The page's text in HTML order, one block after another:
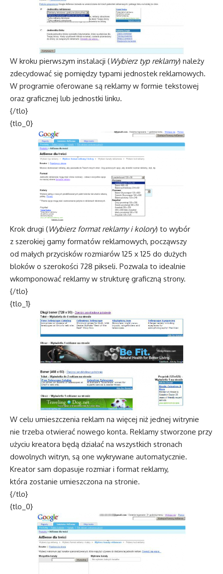
W kroku pierwszym instalacji (Wybierz typ reklamy) należy
zdecydować się pomiędzy typami jednostek reklamowych.
W programie oferowane są reklamy w formie tekstowej
oraz graficznej lub jednostki linku.
{/tlo}
{tlo_0}
Krok drugi (Wybierz format reklamy i kolory) to wybór
z szerokiej gamy formatów reklamowych, począwszy
od małych przycisków rozmiarów 125 x 125 do dużych
bloków o szerokości 728 pikseli. Pozwala to idealnie
wkomponować reklamy w strukturę graficzną strony.
{/tlo}
{tlo_1}
W celu umieszczenia reklam na więcej niż jednej witrynie
nie trzeba otwierać nowego konta. Reklamy stworzone przy
użyciu kreatora będą działać na wszystkich stronach
dowolnych witryn, są one wykrywane automatycznie.
Kreator sam dopasuje rozmiar i format reklamy,
która zostanie umieszczona na stronie.
{/tlo}
{tlo_0}